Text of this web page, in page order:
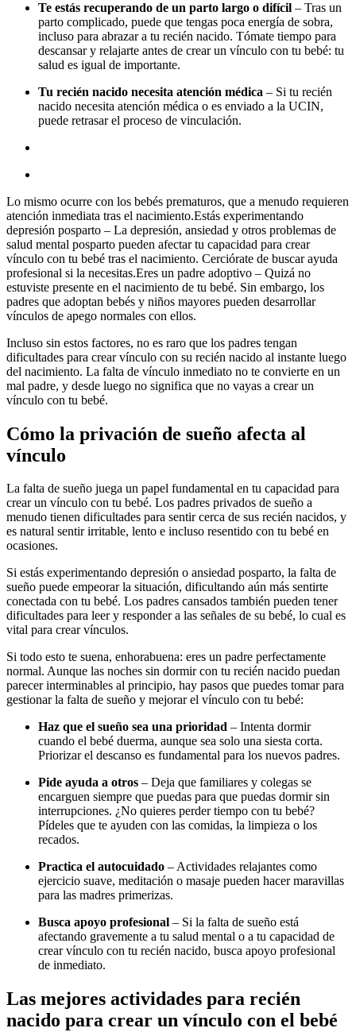
Te estás recuperando de un parto largo o difícil – Tras un
parto complicado, puede que tengas poca energía de sobra,
incluso para abrazar a tu recién nacido. Tómate tiempo para
descansar y relajarte antes de crear un vínculo con tu bebé: tu
salud es igual de importante.
Tu recién nacido necesita atención médica – Si tu recién
nacido necesita atención médica o es enviado a la UCIN,
puede retrasar el proceso de vinculación.
Lo mismo ocurre con los bebés prematuros, que a menudo requieren
atención inmediata tras el nacimiento.Estás experimentando
depresión posparto – La depresión, ansiedad y otros problemas de
salud mental posparto pueden afectar tu capacidad para crear
vínculo con tu bebé tras el nacimiento. Cerciórate de buscar ayuda
profesional si la necesitas.Eres un padre adoptivo – Quizá no
estuviste presente en el nacimiento de tu bebé. Sin embargo, los
padres que adoptan bebés y niños mayores pueden desarrollar
vínculos de apego normales con ellos.
Incluso sin estos factores, no es raro que los padres tengan
dificultades para crear vínculo con su recién nacido al instante luego
del nacimiento. La falta de vínculo inmediato no te convierte en un
mal padre, y desde luego no significa que no vayas a crear un
vínculo con tu bebé.
Cómo la privación de sueño afecta al
vínculo
La falta de sueño juega un papel fundamental en tu capacidad para
crear un vínculo con tu bebé. Los padres privados de sueño a
menudo tienen dificultades para sentir cerca de sus recién nacidos, y
es natural sentir irritable, lento e incluso resentido con tu bebé en
ocasiones.
Si estás experimentando depresión o ansiedad posparto, la falta de
sueño puede empeorar la situación, dificultando aún más sentirte
conectada con tu bebé. Los padres cansados también pueden tener
dificultades para leer y responder a las señales de su bebé, lo cual es
vital para crear vínculos.
Si todo esto te suena, enhorabuena: eres un padre perfectamente
normal. Aunque las noches sin dormir con tu recién nacido puedan
parecer interminables al principio, hay pasos que puedes tomar para
gestionar la falta de sueño y mejorar el vínculo con tu bebé:
Haz que el sueño sea una prioridad – Intenta dormir
cuando el bebé duerma, aunque sea solo una siesta corta.
Priorizar el descanso es fundamental para los nuevos padres.
Pide ayuda a otros – Deja que familiares y colegas se
encarguen siempre que puedas para que puedas dormir sin
interrupciones. ¿No quieres perder tiempo con tu bebé?
Pídeles que te ayuden con las comidas, la limpieza o los
recados.
Practica el autocuidado – Actividades relajantes como
ejercicio suave, meditación o masaje pueden hacer maravillas
para las madres primerizas.
Busca apoyo profesional – Si la falta de sueño está
afectando gravemente a tu salud mental o a tu capacidad de
crear vínculo con tu recién nacido, busca apoyo profesional
de inmediato.
Las mejores actividades para recién
nacido para crear un vínculo con el bebé